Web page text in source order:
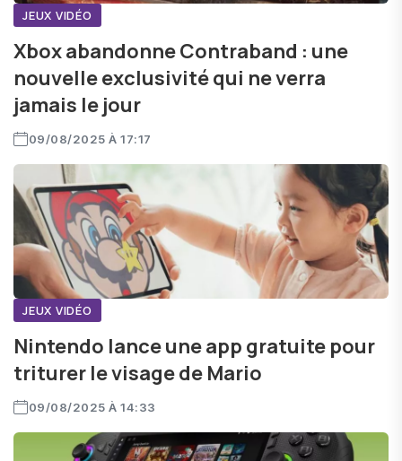
JEUX VIDÉO
Xbox abandonne Contraband : une
nouvelle exclusivité qui ne verra
jamais le jour
09/08/2025 À 17:17
JEUX VIDÉO
Nintendo lance une app gratuite pour
triturer le visage de Mario
09/08/2025 À 14:33